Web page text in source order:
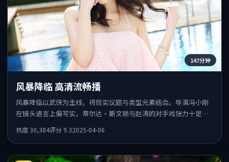
147分钟
风暴降临 高清流畅播
风暴降临以武侠为主线，将现实议题与类型元素结合。导演冯小刚
在镜头语言上偏写实，蒂尔达·斯文顿与赵涛的对手戏张力十足，
热度 30,384评分 9.32025-04-06